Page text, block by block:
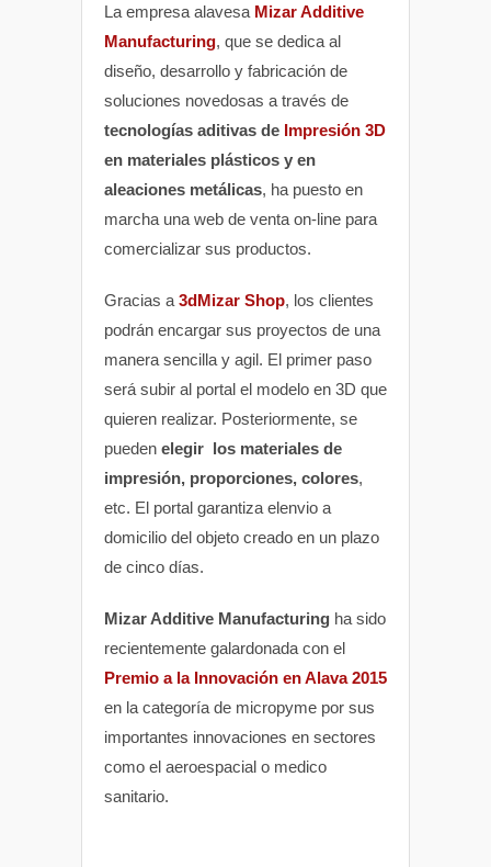
La empresa alavesa Mizar Additive
Manufacturing, que se dedica al
diseño, desarrollo y fabricación de
soluciones novedosas a través de
tecnologías aditivas de Impresión 3D
en materiales plásticos y en
aleaciones metálicas, ha puesto en
marcha una web de venta on-line para
comercializar sus productos.
Gracias a 3dMizar Shop, los clientes
podrán encargar sus proyectos de una
manera sencilla y agil. El primer paso
será subir al portal el modelo en 3D que
quieren realizar. Posteriormente, se
pueden elegir los materiales de
impresión, proporciones, colores,
etc. El portal garantiza elenvio a
domicilio del objeto creado en un plazo
de cinco días.
Mizar Additive Manufacturing ha sido
recientemente galardonada con el
Premio a la Innovación en Alava 2015
en la categoría de micropyme por sus
importantes innovaciones en sectores
como el aeroespacial o medico
sanitario.